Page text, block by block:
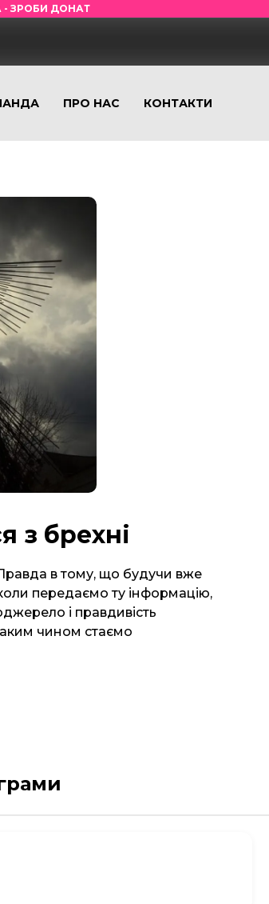
- ЗРОБИ ДОНАТ
ПРО НАС КОНТАКТИ
з брехні
в тому, що будучи вже
передаємо ту інформацію,
і правдивість
чином стаємо